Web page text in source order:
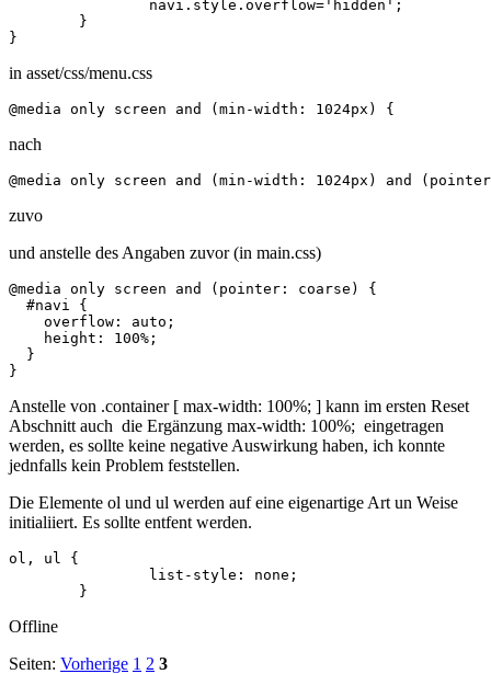
}
in asset/css/menu.css
nach
@media only screen and (min-width: 1024px) and
zuvo
und anstelle des Angaben zuvor (in main.css)
@media only screen and (pointer: coarse) {
  #navi {
    overflow: auto;
    height: 100%;
  }
}
Anstelle von .container [ max-width: 100%; ] kann im ersten Reset
Abschnitt auch die Ergänzung max-width: 100%; eingetragen
werden, es sollte keine negative Auswirkung haben, ich konnte
jednfalls kein Problem feststellen.
Die Elemente ol und ul werden auf eine eigenartige Art un Weise
initialiiert. Es sollte entfent werden.
ol, ul {
	}
Offline
Seiten: Vorherige 1 2 3